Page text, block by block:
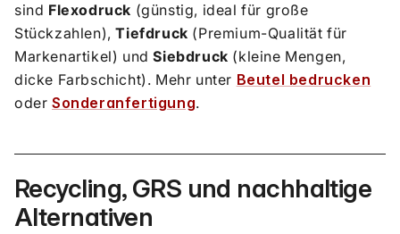
sind Flexodruck (günstig, ideal für große
Stückzahlen),Tiefdruck (Premium-Qualität für
Markenartikel) undSiebdruck (kleine Mengen,
dicke Farbschicht). Mehr unter Beutel bedrucken
oder Sonderanfertigung.
Recycling, GRS und nachhaltige
Alternativen